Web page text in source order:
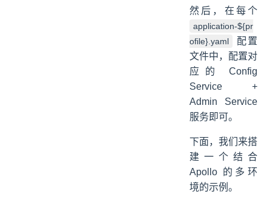
然后，在每个
application-${pr
ofile}.yaml
配置
文件中，配置对
应的 Config
Service +
Admin Service
服务即可。
下面，我们来搭
建一个结合
Apollo 的多环
境的示例。